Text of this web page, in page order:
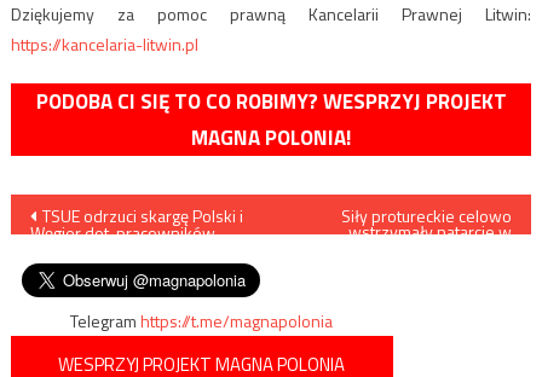
Dziękujemy za pomoc prawną Kancelarii Prawnej Litwin:
https://kancelaria-litwin.pl
PODOBA CI SIĘ TO CO ROBIMY? WESPRZYJ PROJEKT
MAGNA POLONIA!
Nawigacja
wpisu
TSUE odrzuci skargę Polski i
Węgier dot. pracowników
Siły protureckie celowo
wstrzymały natarcie w
Telegramhttps://t.me/magnapolonia
WESPRZYJ PROJEKT MAGNA POLONIA